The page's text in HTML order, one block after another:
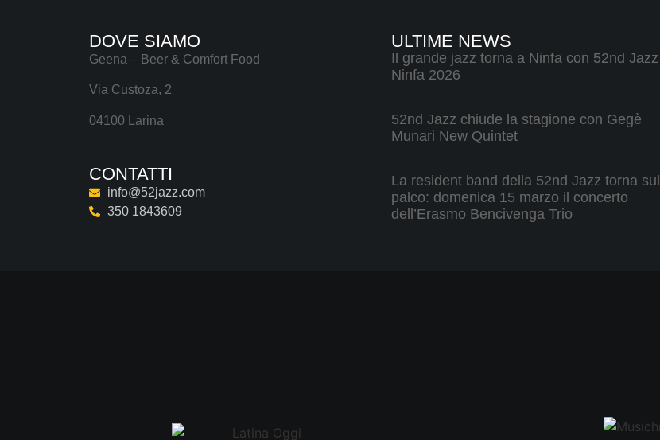
DOVE SIAMO
Geena – Beer & Comfort Food
Via Custoza, 2
04100 Larina
CONTATTI
info@52jazz.com
350 1843609
ULTIME NEWS
Il grande jazz torna a Ninfa con 52nd Jazz
Ninfa 2026
52nd Jazz chiude la stagione con Gegè
Munari New Quintet
La resident band della 52nd Jazz torna sul
palco: domenica 15 marzo il concerto
dell’Erasmo Bencivenga Trio